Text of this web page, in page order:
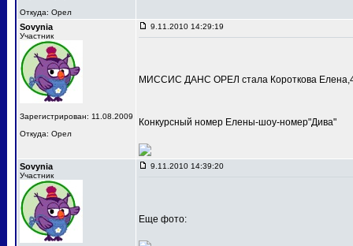
Откуда: Орел
Sovynia
Участник
Зарегистрирован: 11.08.2009
Откуда: Орел
9.11.2010 14:29:19
МИССИС ДАНС ОРЕЛ стала Короткова
Конкурсный номер Елены-шоу-номер"Дива"
Sovynia
Участник
9.11.2010 14:39:20
Еще фото: